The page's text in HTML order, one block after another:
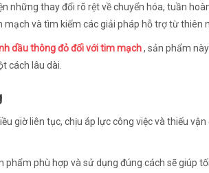
những thay đổi rõ rệt về chuyển hóa, tuần
và tìm kiếm các giải pháp hỗ trợ từ thiên
dầu thông đỏ đối với tim mạch, sản phẩm
cách lâu dài.
giờ liên tục, chịu áp lực công việc và thiếu
phù hợp và sử dụng đúng cách sẽ giúp